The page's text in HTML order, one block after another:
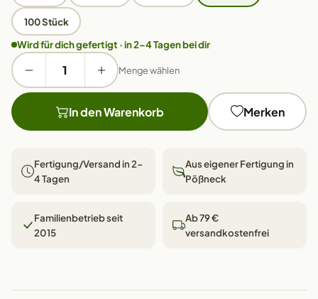
100 Stück
Wird für dich gefertigt · in 2–4 Tagen bei dir
Menge wählen
In den Warenkorb Merken
Fertigung/Versand in 2–
4 Tagen
Aus eigener Fertigung in
Pößneck
Familienbetrieb seit
2015
Ab 79 €
versandkostenfrei